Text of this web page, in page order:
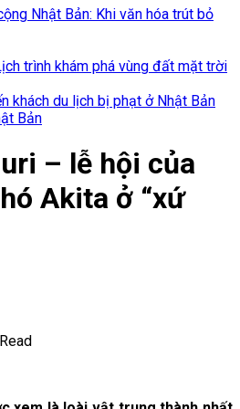
Nhật Bản: Khi văn hóa trút bỏ
trình khám phá vùng đất mặt trời
khách du lịch bị phạt ở Nhật Bản
Bản
– lễ hội của
Akita ở “xứ